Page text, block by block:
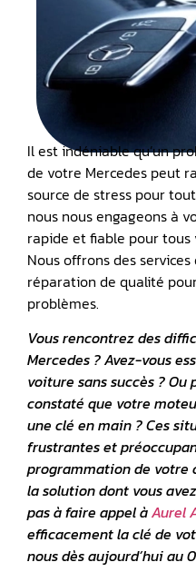
Il est indéniable qu’un
de votre Mercedes peut
source de stress pour
nous nous engageons à
rapide et fiable pour tous
Nous offrons des
réparation de qualité
problèmes.
Vous rencontrez des
Mercedes ? Avez-vous
voiture sans succès ?
constaté que votre
une clé en main ? Ces
frustrantes et
programmation de votre
la solution dont vous
pas à faire appel àAurel
efficacement la clé de
nous dès aujourd’hui au